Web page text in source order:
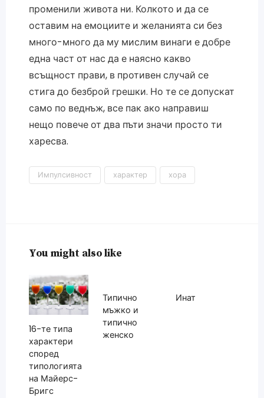
променили живота ни. Колкото и да се
оставим на емоциите и желанията си без
много-много да му мислим винаги е добре
една част от нас да е наясно какво
всъщност прави, в противен случай се
стига до безброй грешки. Но те се допускат
само по веднъж, все пак ако направиш
нещо повече от два пъти значи просто ти
харесва.
Импулсивност характер хора
You might also like
16-те типа
характери
според
типологията
на Майерс-
Бригс
Типично
мъжко и
типично
женско
Инат